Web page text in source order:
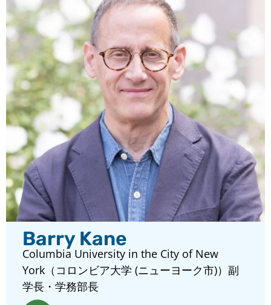
Barry Kane
Columbia University in the City of New
York（コロンビア大学 (ニューヨーク市)）副
学長・学務部長